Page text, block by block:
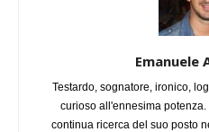
Emanuele
Testardo, sognatore, ironico,
curioso all'ennesima
continua ricerca del suo posto